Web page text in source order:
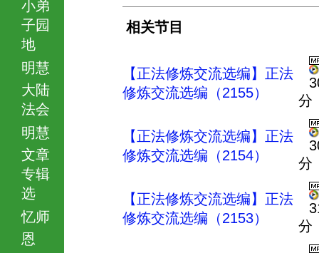
小弟
子园
地
明慧
大陆
法会
明慧
文章
专辑
选
忆师
恩
相关节目
【正法修炼交流选编】正法
修炼交流选编（2155）
分
【正法修炼交流选编】正法
修炼交流选编（2154）
分
【正法修炼交流选编】正法
修炼交流选编（2153）
分